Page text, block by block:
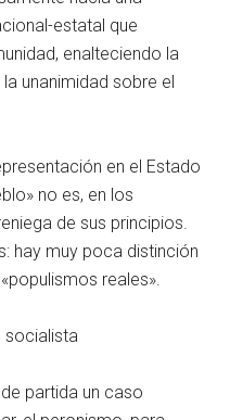
estatal que
enalteciendo la
unanimidad sobre el
en el Estado
no es, en los
de sus principios.
hay muy poca distinción
reales».
partida un caso